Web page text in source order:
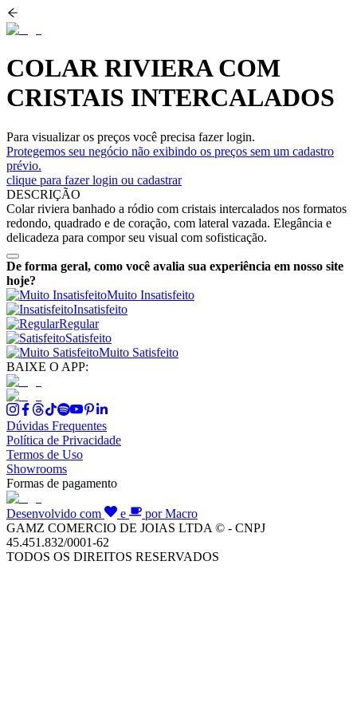
COLAR RIVIERA COM
CRISTAIS INTERCALADOS
Para visualizar os preços você precisa fazer login.
Protegemos seu negócio não exibindo os preços sem um cadastro
prévio.
clique para fazer login ou cadastrar
DESCRIÇÃO
Colar riviera banhado a ródio com cristais intercalados nos formatos
redondo, quadrado e de coração, com lateral vazada. Elegância e
delicadeza para compor seu visual com sofisticação.
De forma geral, como você avalia sua experiência em nosso site
hoje?
Muito Insatisfeito
Insatisfeito
Regular
Satisfeito
Muito Satisfeito
BAIXE O APP:
Dúvidas Frequentes
Política de Privacidade
Termos de Uso
Showrooms
Formas de pagamento
Desenvolvido com e
por Macro
GAMZ COMERCIO DE JOIAS LTDA © - CNPJ
45.451.832/0001-62
TODOS OS DIREITOS RESERVADOS